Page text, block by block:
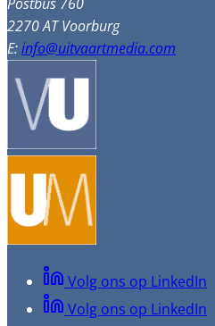
2270 AT Voorburg
E:info@uitvaartmedia.com
Volg ons op LinkedIn
Volg ons op LinkedIn